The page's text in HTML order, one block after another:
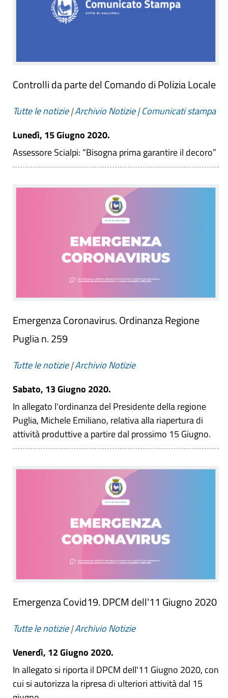
Controlli da parte del Comando di Polizia Locale
Tutte le notizie|Archivio Notizie|Comunicati stampa
Lunedì, 15 Giugno 2020.
Assessore Scialpi: “Bisogna prima garantire il decoro”
Emergenza Coronavirus. Ordinanza Regione
Puglia n. 259
Tutte le notizie|Archivio Notizie
Sabato, 13 Giugno 2020.
In allegato l'ordinanza del Presidente della regione
Puglia, Michele Emiliano, relativa alla riapertura di
attività produttive a partire dal prossimo 15 Giugno.
Emergenza Covid19. DPCM dell'11 Giugno 2020
Tutte le notizie|Archivio Notizie
Venerdì, 12 Giugno 2020.
In allegato si riporta il DPCM dell'11 Giugno 2020, con
cui si autorizza la ripresa di ulteriori attività dal 15